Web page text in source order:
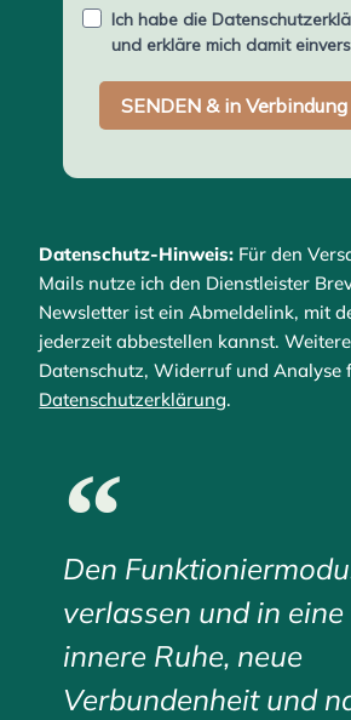
Den
verlassen und in
innere Ruhe, neue
Verbundenheit und
Datenschutz-Hinweis: Für den
Mails nutze ich den Dienstleister
Newsletter ist ein Abmeldelink, mit
jederzeit abbestellen kannst.
Datenschutz, Widerruf und Analyse
Datenschutzerklärung.